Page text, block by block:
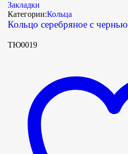
Закладки
Категории:Кольца
Кольцо серебряное с чернью
ТЮ0019